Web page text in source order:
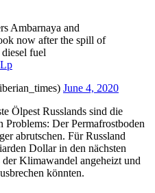
Ambarnaya and
now after the spill of
fuel
June 4, 2020
Ölpest Russlands sind die
Der Permafrostboden
abrutschen. Für Russland
Dollar in den nächsten
der Klimawandel angeheizt und
könnten.